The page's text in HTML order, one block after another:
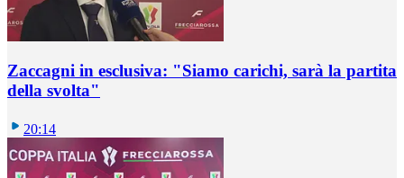
Zaccagni in esclusiva: "Siamo carichi, sarà la partita
della svolta"
20:14